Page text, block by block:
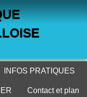
INFOS PRATIQUES
Contact et plan